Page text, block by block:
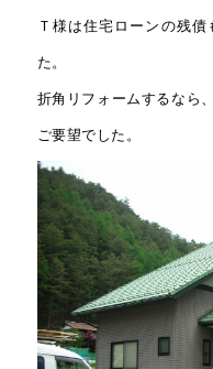
Ｔ様は住宅ローンの残
た。
折角リフォームするなら
ご要望でした。